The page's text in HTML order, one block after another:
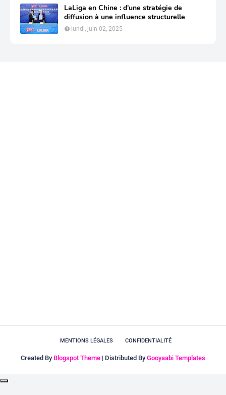
LaLiga en Chine : d'une stratégie de
diffusion à une influence structurelle
lundi, juin 02, 2025
MENTIONS LÉGALES CONFIDENTIALITÉ
Created By Blogspot Theme | Distributed By Gooyaabi Templates